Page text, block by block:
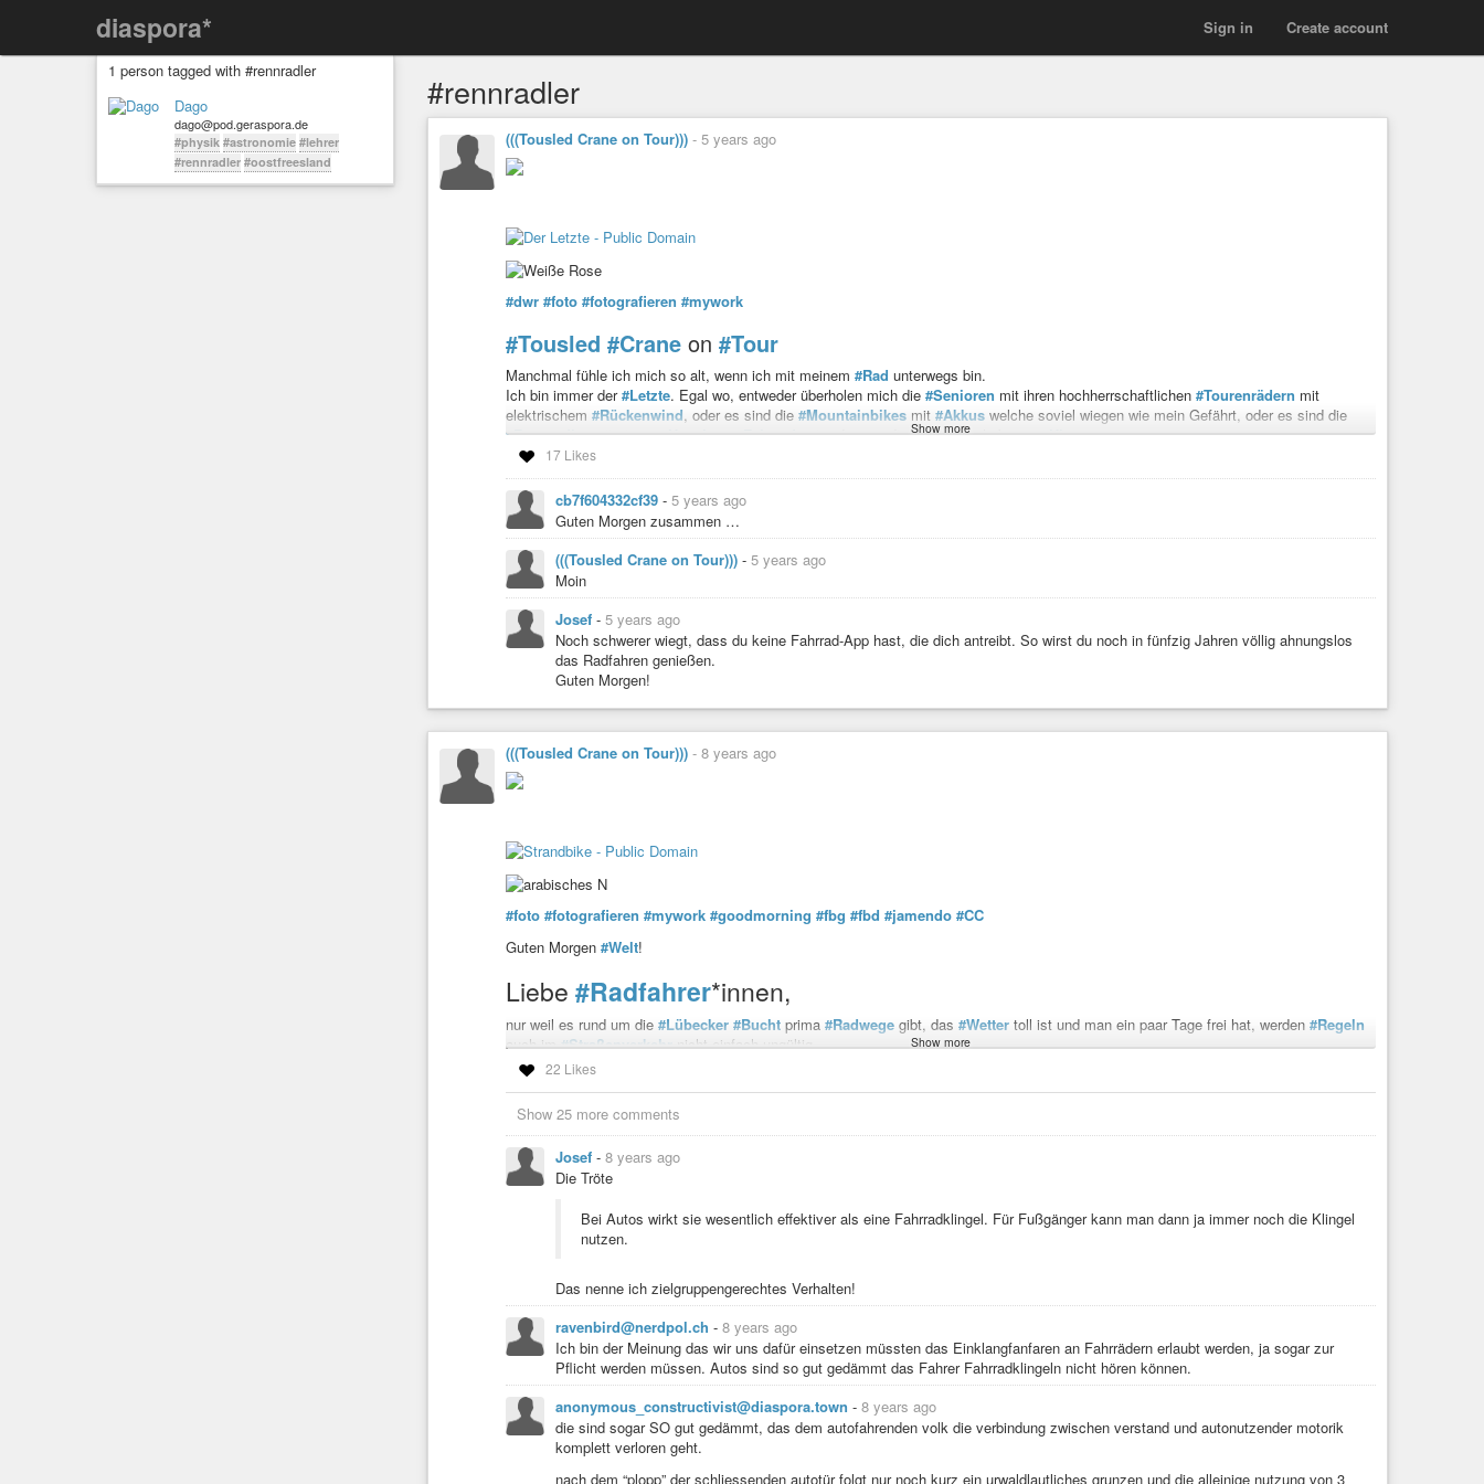
diaspora* Create account
Sign in
1 person tagged with #rennradler
Dago
dago@pod.geraspora.de
#physik #astronomie #lehrer
#rennradler #oostfreesland
#rennradler
(((Tousled Crane on Tour))) - 5 years ago
#dwr #foto #fotografieren #mywork
#Tousled #Crane on #Tour
Manchmal fühle ich mich so alt, wenn ich mit meinem #Rad unterwegs bin.
Ich bin immer der#Letzte. Egal wo, entweder überholen mich die #Senioren mit ihren hochherrschaftlichen #Tourenrädern mit
elektrischem #Rückenwind, oder es sind die #Mountainbikes mit #Akkus welche soviel wiegen wie mein Gefährt, oder es sind die
#Rennradlermit einem#Hauchan#Fahrradunter dem modisch hervorgehobenen#Hintern.
Naja, und dann Banker ich und schaue fast immer in gestresste Gesichter:
Ob nun der Akku noch ausreicht?
Oder ob der neue Streckenrekord erreicht wird?
Und dann geht es mir wieder gut (-:
Bleibt senkrecht und gesund!
Show more
17 Likes
cb7f604332cf39 - 5 years ago
Guten Morgen zusammen …
(((Tousled Crane on Tour))) - 5 years ago
Moin
Josef - 5 years ago
Noch schwerer wiegt, dass du keine Fahrrad-App hast, die dich antreibt. So wirst du noch in fünfzig Jahren völlig ahnungslos
das Radfahren genießen.
Guten Morgen!
(((Tousled Crane on Tour))) - 8 years ago
#foto #fotografieren #mywork #goodmorning #fbg #fbd #jamendo #CC
Guten Morgen #Welt!
Liebe #Radfahrer*innen,
nur weil es rund um die #Lübecker #Bucht prima #Radwege gibt, das #Wetter toll ist und man ein paar Tage frei hat, werden #Regeln
auch im
#Straßenverkehr
nicht einfach ungültig.
Dies geht an die…
…#Whatsappjunkies- welche, munter tippend freihändig mit dem Rad durch die Gegend taumeln in der Gewissheit, dass alle
anderen aufpassen und Platz machen.
…#Rennradler- welche mit#Höchstgeschwindigkeiten, brutal schwächere Gruppen wie Familien auf die Seite drängen und
nötigen in die Botanik zu fahren
… und ganz besonders an die
nicht mehr einschätzen können welche Geschwindigkeit sie nutzen und wie schwer ihr
#Fahrrad wirklich ist. Mit 25 bis 30 km/h
gibt es da schon einen ordentlichen#Bremsweg
sondern ein
! Und ebenso hat derjenige welcher
Diese Regeln helfen allen und ich halte sie für sinnvoll!
Darauf jetzt einen#Kaffee!
https://www.jamendo.com/track/1340008/bikers-blues
#Frühstück #Kaffee #Kakao #Welt #Tee
Show more
22 Likes
Show 25 more comments
Josef - 8 years ago
Die Tröte
Bei Autos wirkt sie wesentlich effektiver als eine Fahrradklingel. Für Fußgänger kann man dann ja immer noch die Klingel
nutzen.
Das nenne ich zielgruppengerechtes Verhalten!
ravenbird@nerdpol.ch - 8 years ago
Ich bin der Meinung das wir uns dafür einsetzen müssten das Einklangfanfaren an Fahrrädern erlaubt werden, ja sogar zur
Pflicht werden müssen. Autos sind so gut gedämmt das Fahrer Fahrradklingeln nicht hören können.
anonymous_constructivist@diaspora.town - 8 years ago
die sind sogar SO gut gedämmt, das dem autofahrenden volk die verbindung zwischen verstand und autonutzender motorik
komplett verloren geht.
nach dem “plopp” der schliessenden autotür folgt nur noch kurz ein urwaldlautliches grunzen und die alleinige nutzung von 3